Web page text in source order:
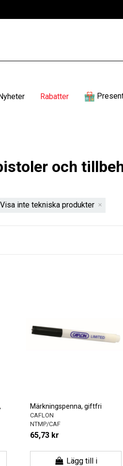
Rabatter
och
inte tekniska produkter
Märkningspenna, giftfri
CAFLON
NTMP/CAF
65,73 kr
Lägg till i